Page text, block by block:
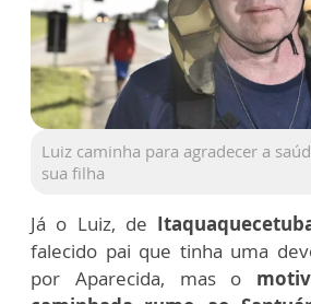
Luiz caminha para agradecer a
sua filha
Já o Luiz, de
falecido pai que tinha uma
por Aparecida, mas o